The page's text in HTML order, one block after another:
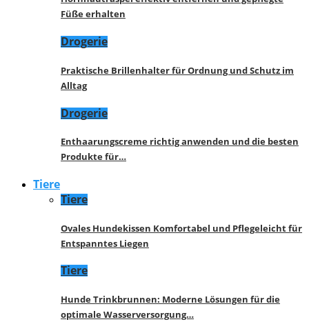
Füße erhalten
Drogerie
Praktische Brillenhalter für Ordnung und Schutz im
Alltag
Drogerie
Enthaarungscreme richtig anwenden und die besten
Produkte für…
Tiere
Tiere
Ovales Hundekissen Komfortabel und Pflegeleicht für
Entspanntes Liegen
Tiere
Hunde Trinkbrunnen: Moderne Lösungen für die
optimale Wasserversorgung…